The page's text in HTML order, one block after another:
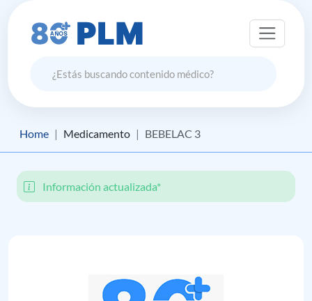
Home Medicamento BEBELAC 3
Información actualizada*